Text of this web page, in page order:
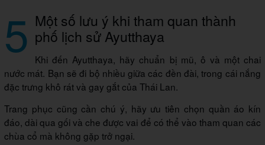
5 Một số lưu ý khi tham quan thành
phố lịch sử Ayutthaya
Khi đến Ayutthaya, hãy chuẩn bị mũ, ô và một chai
nước mát. Bạn sẽ đi bộ nhiều giữa các đền đài, trong cái nắng
đặc trưng khô rát và gay gắt của Thái Lan.
Trang phục cũng cần chú ý, hãy ưu tiên chọn quần áo kín
đáo, dài qua gối và che được vai để có thể vào tham quan các
chùa cổ mà không gặp trở ngại.